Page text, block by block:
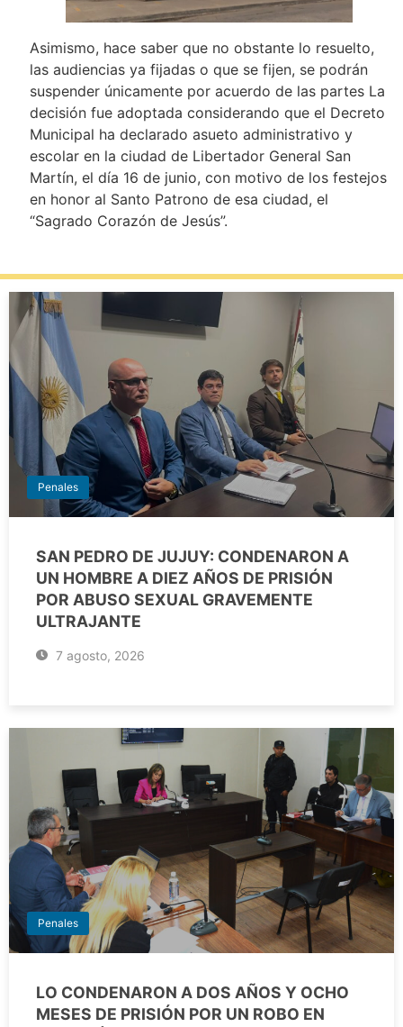
Asimismo, hace saber que no obstante lo resuelto,
las audiencias ya fijadas o que se fijen, se podrán
suspender únicamente por acuerdo de las partes La
decisión fue adoptada considerando que el Decreto
Municipal ha declarado asueto administrativo y
escolar en la ciudad de Libertador General San
Martín, el día 16 de junio, con motivo de los festejos
en honor al Santo Patrono de esa ciudad, el
“Sagrado Corazón de Jesús”.
Penales
SAN PEDRO DE JUJUY: CONDENARON A
UN HOMBRE A DIEZ AÑOS DE PRISIÓN
POR ABUSO SEXUAL GRAVEMENTE
ULTRAJANTE
7 agosto, 2026
Penales
LO CONDENARON A DOS AÑOS Y OCHO
MESES DE PRISIÓN POR UN ROBO EN